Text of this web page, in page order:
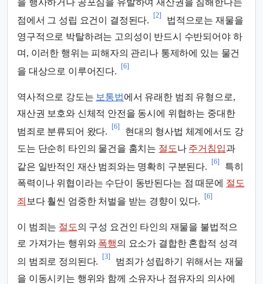
점에서 그 성립 요건이 결정된다.
[2]
법적으로는 재물을
영구적으로 박탈하려는 고의성이 반드시 수반되어야 하
며, 이러한 행위는 피해자의 관리나 통제하에 있는 물건
을 대상으로 이루어진다.
[6]
역사적으로 강도는 보통법에서 유래한 범죄 유형으로,
재산권 보호와 신체적 안전을 동시에 위협하는 중대한
범죄로 분류되어 왔다.
[6]
현대의 형사법 체계에서도 강
도는 단순히 타인의 물건을 훔치는 절도나 주거침입과
같은 일반적인 재산 범죄와는 명확히 구분된다.
[6]
특히
폭력이나 위협이라는 수단이 동반된다는 점 때문에 절도
죄 보다 훨씬 엄중한 처벌을 받는 경향이 있다.
[6]
이 범죄는 절도의 구성 요건인 타인의 재물을 불법적으
로 가져가는 행위와 폭행의 요소가 결합한 혼합적 성격
의 범죄로 정의된다.
[3]
범죄가 성립하기 위해서는 재물
을 이동시키는 행위와 함께 소유자나 점유자의 의사에